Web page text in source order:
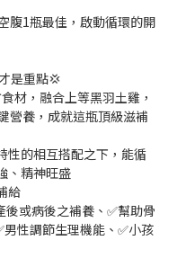
腹1瓶最佳，啟動循環的開
是重點💢
材，融合上等黑羽土雞，
營養，成就這瓶頂級滋補
性的相互搭配之下，能循
、精神旺盛
給
或病後之補養、✅幫助骨
性調節生理機能、✅小孩